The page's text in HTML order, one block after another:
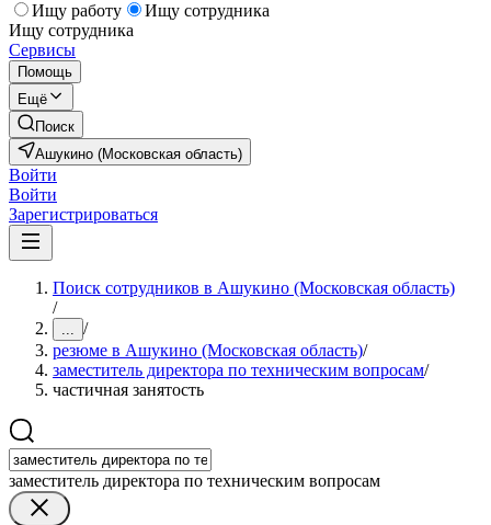
Ищу работу
Ищу сотрудника
Ищу сотрудника
Сервисы
Помощь
Ещё
Поиск
Ашукино (Московская область)
Войти
Войти
Зарегистрироваться
Поиск сотрудников в Ашукино (Московская область)
/
... /
резюме в Ашукино (Московская область)/
заместитель директора по техническим вопросам/
частичная занятость
заместитель директора по техническим вопросам